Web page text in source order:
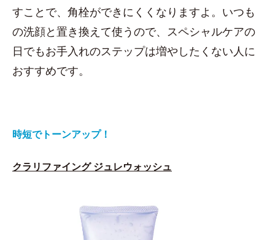
すことで、角栓ができにくくなりますよ。いつも
の洗顔と置き換えて使うので、スペシャルケアの
日でもお手入れのステップは増やしたくない人に
おすすめです。
時短でトーンアップ！
クラリファイング ジュレウォッシュ